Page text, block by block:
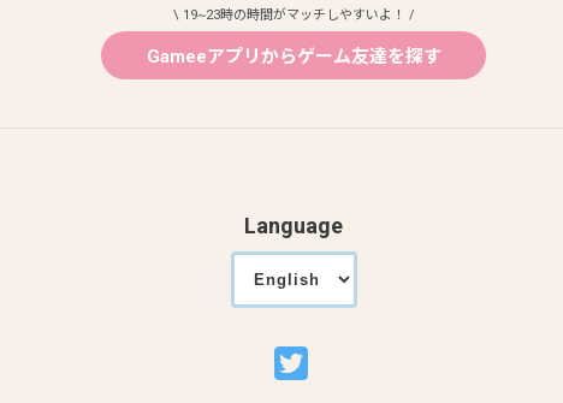
\ 19~23時の時間がマッチしやすいよ！ /
Gameeアプリからゲーム友達を探す
Language